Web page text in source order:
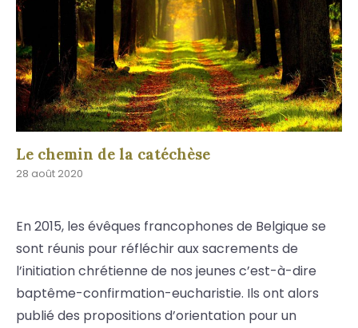
Le chemin de la catéchèse
28 août 2020
En 2015, les évêques francophones de Belgique se
sont réunis pour réfléchir aux sacrements de
l’initiation chrétienne de nos jeunes c’est-à-dire
baptême-confirmation-eucharistie. Ils ont alors
publié des propositions d’orientation pour un